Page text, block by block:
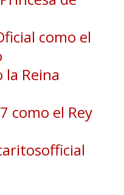
como el
la Reina
como el Rey